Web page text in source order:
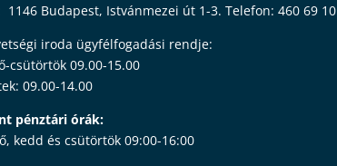
1146 Budapest, Istvánmezei út 1-3. Telefon: 460 69 10
iroda ügyfélfogadási rendje:
csütörtök 09.00-15.00
09.00-14.00
pénztári órák:
kedd és csütörtök 09:00-16:00